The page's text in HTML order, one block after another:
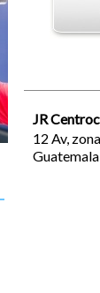
JR
12 Av,
Guatemala